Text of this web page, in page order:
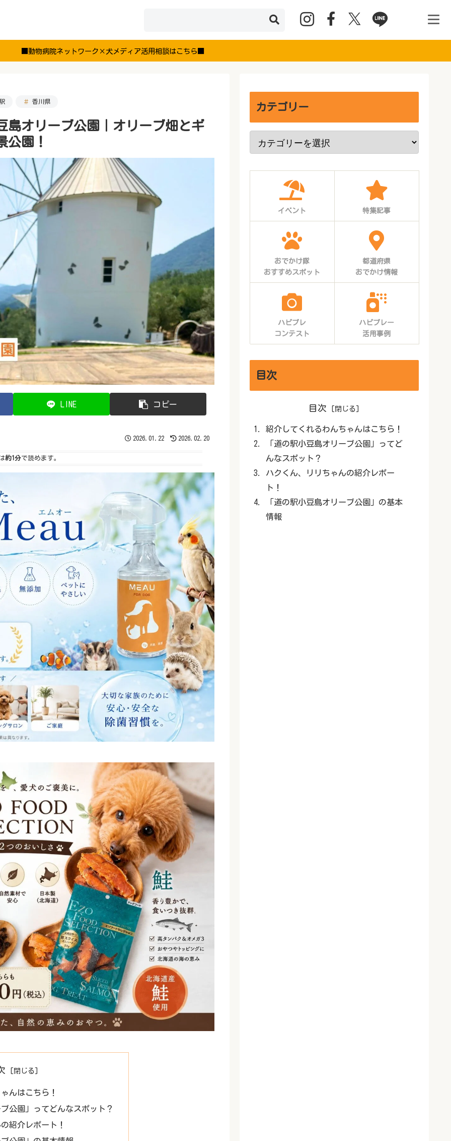
■動物病院ネットワーク×犬メディア活用相談はこちら■
香川県
島オリーブ公園｜オリーブ畑とギ
公園！
LINE コピー
2026.01.22 2026.02.20
約1分で読めます。
んはこちら！
公園」ってどんなスポット？
紹介レポート！
カテゴリー
イベント 特集記事
おでかけ隊
おすすめスポット
都道府県
おでかけ情報
ハピプレ
コンテスト
ハピプレー
活用事例
目次
目次
紹介してくれるわんちゃんはこちら！
「道の駅小豆島オリーブ公園」ってど
んなスポット？
ハクくん、リリちゃんの紹介レポー
ト！
「道の駅小豆島オリーブ公園」の基本
情報